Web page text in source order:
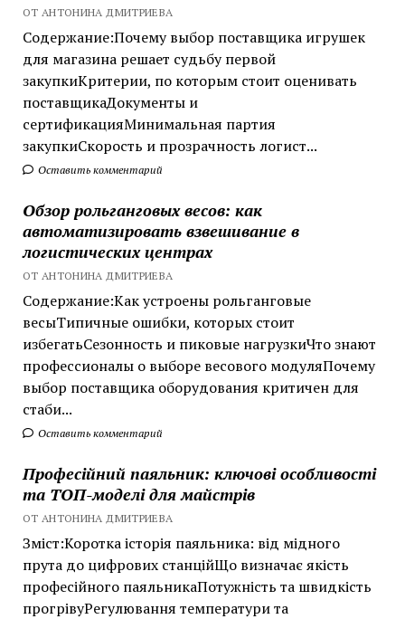
ОТ АНТОНИНА ДМИТРИЕВА
Содержание:Почему выбор поставщика игрушек
для магазина решает судьбу первой
закупкиКритерии, по которым стоит оценивать
поставщикаДокументы и
сертификацияМинимальная партия
закупкиСкорость и прозрачность логист...
Оставить комментарий
Обзор рольганговых весов: как
автоматизировать взвешивание в
логистических центрах
ОТ АНТОНИНА ДМИТРИЕВА
Содержание:Как устроены рольганговые
весыТипичные ошибки, которых стоит
избегатьСезонность и пиковые нагрузкиЧто знают
профессионалы о выборе весового модуляПочему
выбор поставщика оборудования критичен для
стаби...
Оставить комментарий
Професійний паяльник: ключові особливості
та ТОП-моделі для майстрів
ОТ АНТОНИНА ДМИТРИЕВА
Зміст:Коротка історія паяльника: від мідного
прута до цифрових станційЩо визначає якість
професійного паяльникаПотужність та швидкість
прогрівуРегулювання температури та